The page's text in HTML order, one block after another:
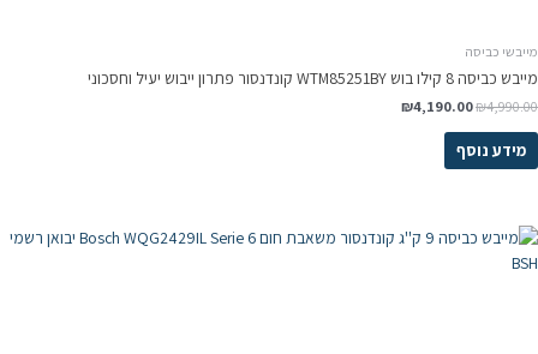
מייבשי כביסה
מייבש כביסה 8 קילו בוש WTM85251BY קונדנסור פתרון ייבוש יעיל וחסכוני
₪4,990.00
₪4,190.00
מידע נוסף